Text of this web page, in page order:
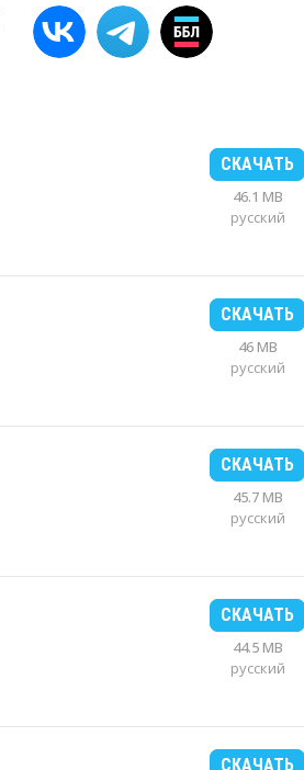
СКАЧАТЬ
46.1 MB
русский
СКАЧАТЬ
46 MB
русский
СКАЧАТЬ
45.7 MB
русский
СКАЧАТЬ
44.5 MB
русский
СКАЧАТЬ